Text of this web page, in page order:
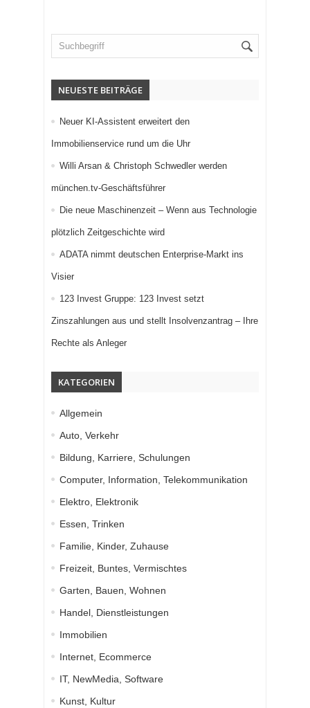
NEUESTE BEITRÄGE
Neuer KI-Assistent erweitert den
Immobilienservice rund um die Uhr
Willi Arsan & Christoph Schwedler werden
münchen.tv-Geschäftsführer
Die neue Maschinenzeit – Wenn aus Technologie
plötzlich Zeitgeschichte wird
ADATA nimmt deutschen Enterprise-Markt ins
Visier
123 Invest Gruppe: 123 Invest setzt
Zinszahlungen aus und stellt Insolvenzantrag – Ihre
Rechte als Anleger
KATEGORIEN
Allgemein
Auto, Verkehr
Bildung, Karriere, Schulungen
Computer, Information, Telekommunikation
Elektro, Elektronik
Essen, Trinken
Familie, Kinder, Zuhause
Freizeit, Buntes, Vermischtes
Garten, Bauen, Wohnen
Handel, Dienstleistungen
Immobilien
Internet, Ecommerce
IT, NewMedia, Software
Kunst, Kultur